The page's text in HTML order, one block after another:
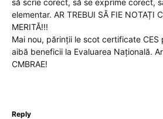
să scrie corect, să se exprime corect,
elementar. AR TREBUI SĂ FIE NOTAȚI
MERITĂ!!!
Mai nou, părinții le scot certificate CES
aibă beneficii la Evaluarea Națională.
CMBRAE!
Reply